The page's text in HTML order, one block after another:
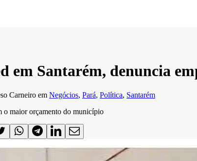
em Santarém, denuncia
Carneiro em Negócios, Pará, Política, Santarém
o maior orçamento do município